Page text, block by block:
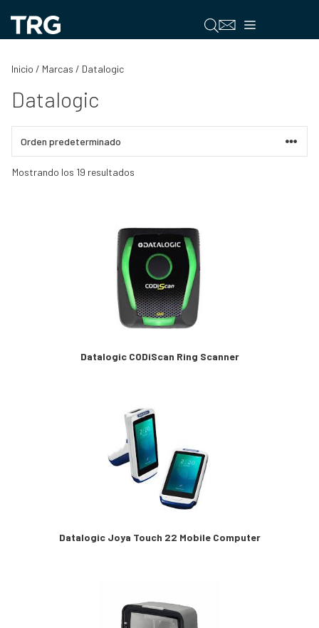
contenido
Menú
Inicio / Marcas / Datalogic
Datalogic
Mostrando los 19 resultados
Datalogic CODiScan Ring Scanner
Datalogic Joya Touch 22 Mobile Computer